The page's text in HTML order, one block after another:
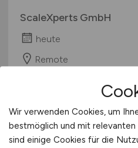
Saarland
Sachsen
Sachsen-Anhalt
Deutschlandweit
Österreich
Schweiz
ScaleXperts GmbH
heute
Remote
1
Wir verwenden Cookies, um
bestmöglich und mit relevanten
sind einige Cookies für die